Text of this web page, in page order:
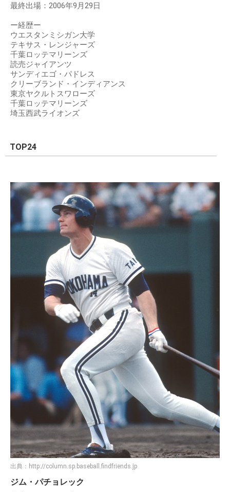
最終出場：2006年9月29日
ー経歴ー
ウエスタンミシガン大学
テキサス・レンジャーズ
千葉ロッテマリーンズ
読売ジャイアンツ
サンディエゴ・パドレス
クリーブランド・インディアンス
東京ヤクルトスワローズ
千葉ロッテマリーンズ
埼玉西武ライオンズ
TOP24
出典： http://column.sp.baseball.findfriends.jp
ジム・パチョレック